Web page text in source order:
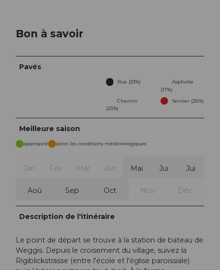
Bon à savoir
Pavés
Rue (33%)
Asphalte
(17%)
Chemin
(25%)
Sentier (26%)
Meilleure saison
approprié selon les conditions météorologiques
Jan Fév Mar Avr Mai Jui Jui
Aoû Sep Oct Nov Déc
Description de l'itinéraire
Le point de départ se trouve à la station de bateau de
Weggis. Depuis le croisement du village, suivez la
Rigiblickstrasse (entre l'école et l'église paroissiale)